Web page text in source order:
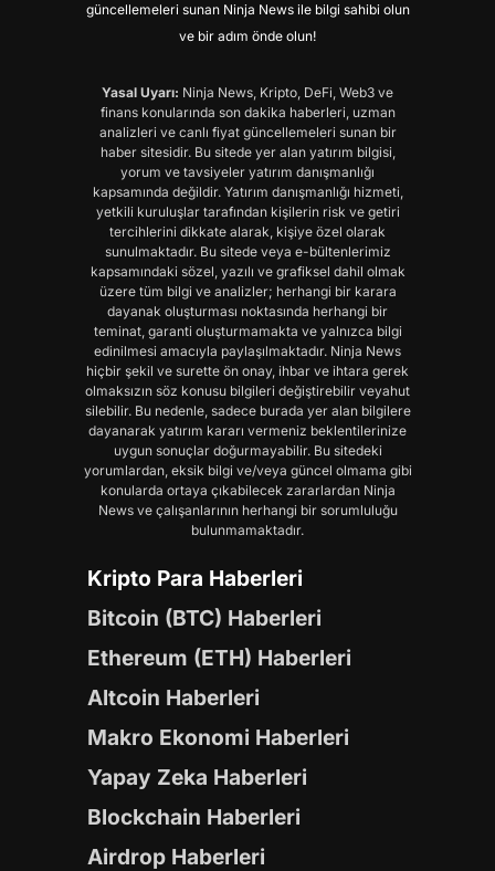
güncellemeleri sunan Ninja News ile bilgi sahibi olun
ve bir adım önde olun!
Yasal Uyarı: Ninja News, Kripto, DeFi, Web3 ve
finans konularında son dakika haberleri, uzman
analizleri ve canlı fiyat güncellemeleri sunan bir
haber sitesidir. Bu sitede yer alan yatırım bilgisi,
yorum ve tavsiyeler yatırım danışmanlığı
kapsamında değildir. Yatırım danışmanlığı hizmeti,
yetkili kuruluşlar tarafından kişilerin risk ve getiri
tercihlerini dikkate alarak, kişiye özel olarak
sunulmaktadır. Bu sitede veya e-bültenlerimiz
kapsamındaki sözel, yazılı ve grafiksel dahil olmak
üzere tüm bilgi ve analizler; herhangi bir karara
dayanak oluşturması noktasında herhangi bir
teminat, garanti oluşturmamakta ve yalnızca bilgi
edinilmesi amacıyla paylaşılmaktadır. Ninja News
hiçbir şekil ve surette ön onay, ihbar ve ihtara gerek
olmaksızın söz konusu bilgileri değiştirebilir veyahut
silebilir. Bu nedenle, sadece burada yer alan bilgilere
dayanarak yatırım kararı vermeniz beklentilerinize
uygun sonuçlar doğurmayabilir. Bu sitedeki
yorumlardan, eksik bilgi ve/veya güncel olmama gibi
konularda ortaya çıkabilecek zararlardan Ninja
News ve çalışanlarının herhangi bir sorumluluğu
bulunmamaktadır.
Kripto Para Haberleri
Bitcoin (BTC) Haberleri
Ethereum (ETH) Haberleri
Altcoin Haberleri
Makro Ekonomi Haberleri
Yapay Zeka Haberleri
Blockchain Haberleri
Airdrop Haberleri